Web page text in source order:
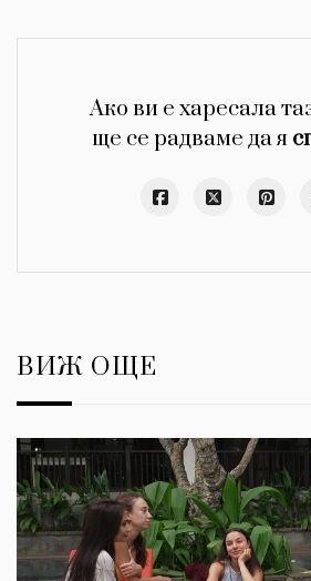
Ако ви е харесала
ще се радваме да я
ВИЖ ОЩЕ